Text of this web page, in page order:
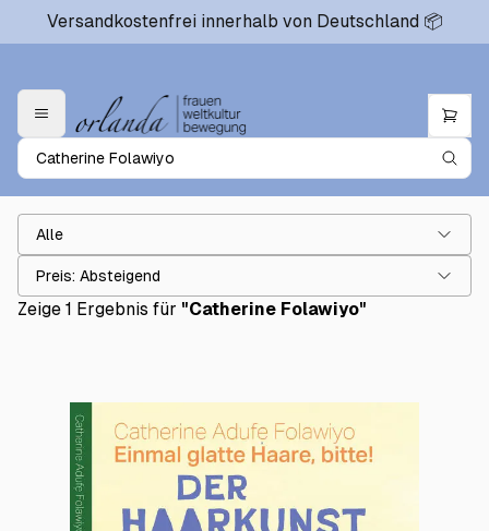
Versandkostenfrei innerhalb von Deutschland 📦
Alle
Zeige 1 Ergebnis für "Catherine Folawiyo"
Preis: Absteigend